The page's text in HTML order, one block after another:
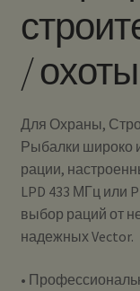
/
Для Охраны,
Рыбалки широко
рации,
LPD 433 МГц или
выбор раций от
надежных Vector.
•